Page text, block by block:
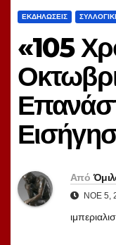
ΕΚΔΗΛΏΣΕΙΣ
«105
Από
ΝΟΈ 5,